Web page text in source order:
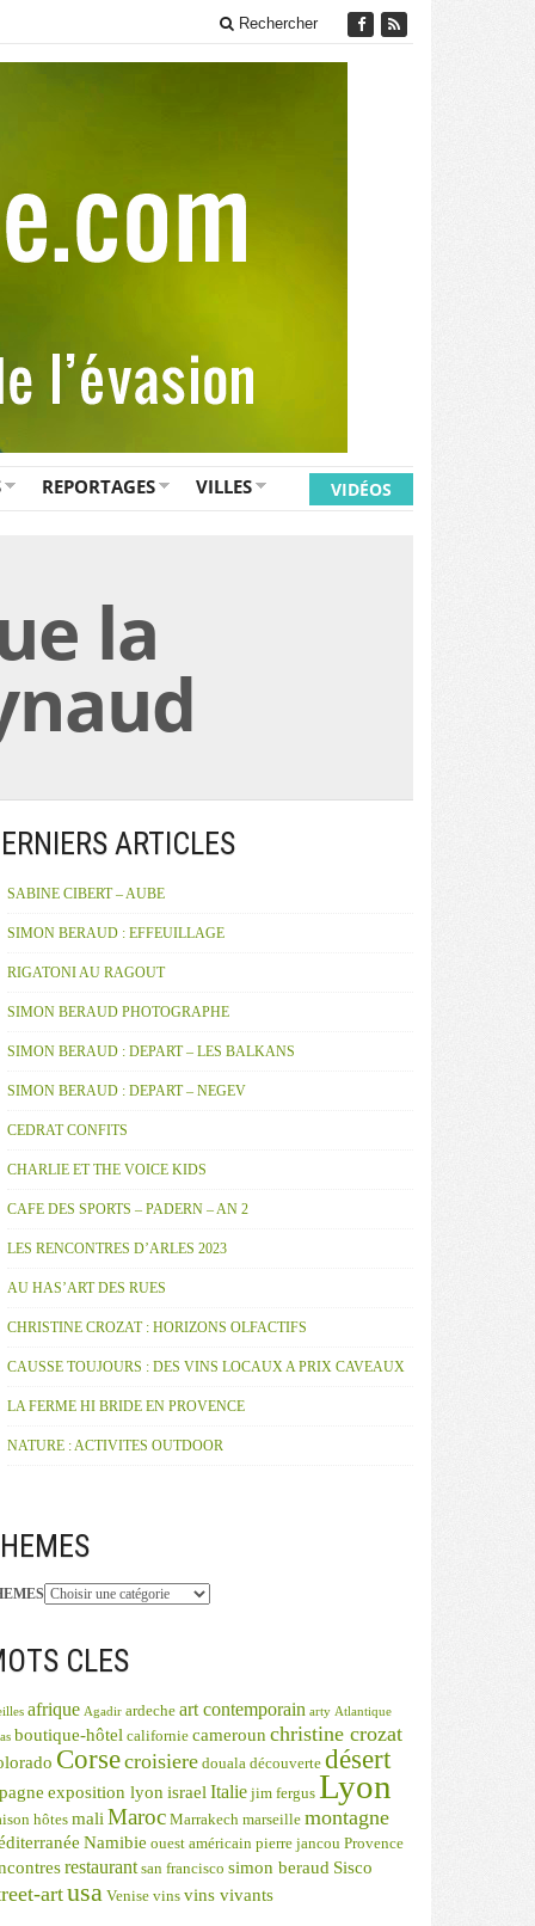
Rechercher
REPORTAGES VILLES VIDÉOS
la
ARTICLES
SABINE CIBERT – AUBE
SIMON BERAUD : EFFEUILLAGE
RIGATONI AU RAGOUT
SIMON BERAUD PHOTOGRAPHE
SIMON BERAUD : DEPART – LES BALKANS
SIMON BERAUD : DEPART – NEGEV
CEDRAT CONFITS
CHARLIE ET THE VOICE KIDS
CAFE DES SPORTS – PADERN – AN 2
LES RENCONTRES D’ARLES 2023
AU HAS’ART DES RUES
CHRISTINE CROZAT : HORIZONS OLFACTIFS
CAUSSE TOUJOURS : DES VINS LOCAUX A PRIX CAVEAUX
LA FERME HI BRIDE EN PROVENCE
NATURE : ACTIVITES OUTDOOR
CLES
afrique Agadir ardeche art contemporain arty Atlantique
boutique-hôtel californie cameroun christine crozat
Corsecroisiere douala découverte désert
exposition lyon israel Italie jim fergus Lyon
hôtes mali Maroc Marrakech marseille montagne
Namibie ouest américain pierre jancou Provence
restaurant san francisco simon beraud Sisco
artusa Venise vins vins vivants